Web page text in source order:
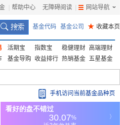
帮助中心 无障碍阅读 网站导航
基金代码 基金公司 ★ 收藏本页
活期宝 指数宝 稳健理财 高端理财
基金导购 收益排行 热销基金 五星基金
手机访问当前基金品种页